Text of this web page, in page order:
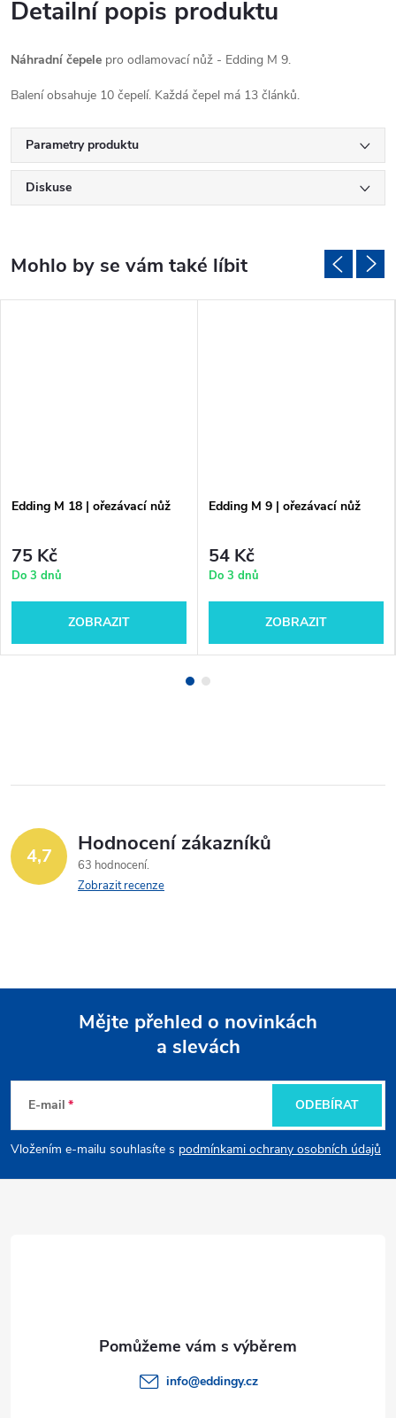
Detailní popis produktu
Náhradní čepele pro odlamovací nůž - Edding M 9.
Balení obsahuje 10 čepelí. Každá čepel má 13 článků.
Parametry produktu
Diskuse
Edding M 18 | ořezávací nůž
75 Kč
Do 3 dnů
ZOBRAZIT
Edding M 9 | ořezávací nůž
54 Kč
Do 3 dnů
ZOBRAZIT
4,7 Hodnocení zákazníků
63 hodnocení
Zobrazit recenze
p
Mějte přehled o novinkách
a slevách
E-mail
Vložením e-mailu souhlasíte s podmínkami ochrany osobních údajů
ODEBÍRAT
info@eddingy.cz